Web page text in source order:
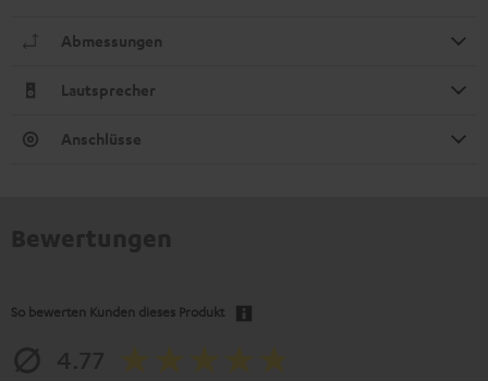
Abmessungen
Lautsprecher
Anschlüsse
So bewerten Kunden dieses Produkt